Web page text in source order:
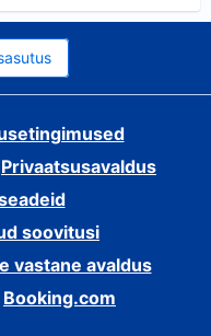
Privaatsusavaldus
soovitusi
vastane avaldus
Booking.com